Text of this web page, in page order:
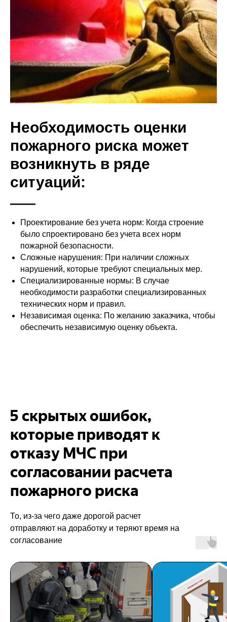
Необходимость оценки
пожарного риска может
возникнуть в ряде
ситуаций:
Проектирование без учета норм: Когда строение
было спроектировано без учета всех норм
пожарной безопасности.
Сложные нарушения: При наличии сложных
нарушений, которые требуют специальных мер.
Специализированные нормы: В случае
необходимости разработки специализированных
технических норм и правил.
Независимая оценка: По желанию заказчика, чтобы
обеспечить независимую оценку объекта.
5 скрытых ошибок,
которые приводят к
отказу МЧС при
согласовании расчета
пожарного риска
То, из-за чего даже дорогой расчет
отправляют на доработку и теряют время на
согласование